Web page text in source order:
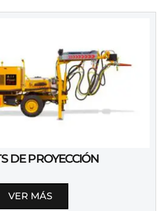
DE PROYECCIÓN
VER MÁS